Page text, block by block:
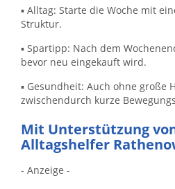
▪ Alltag: Starte die Woche mit
Struktur.
▪ Spartipp: Nach dem
bevor neu eingekauft wird.
▪ Gesundheit: Auch ohne
zwischendurch kurze
Mit Unterstützung
Alltagshelfer
- Anzeige -